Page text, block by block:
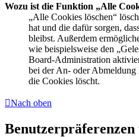
Wozu ist die Funktion „Alle
„Alle Cookies löschen“
hat und die dafür sorgen,
bleibst. Außerdem
wie beispielsweise den
Board-Administration
bei der An- oder Abmeldung
die Cookies löscht.
Nach oben
Benutzerpräferenzen